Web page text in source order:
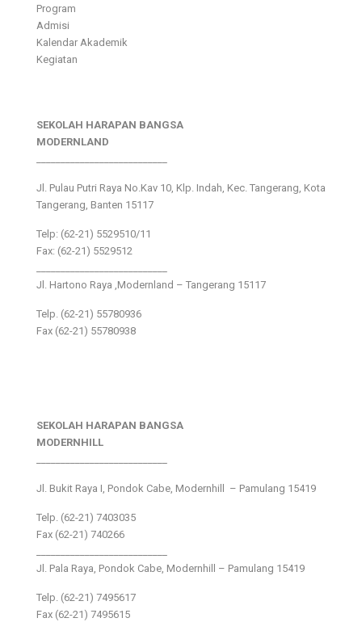
Program
Admisi
Kalendar Akademik
Kegiatan
SEKOLAH HARAPAN BANGSA
MODERNLAND
Jl. Pulau Putri Raya No.Kav 10, Klp. Indah, Kec. Tangerang, Kota
Tangerang, Banten 15117
Telp: (62-21) 5529510/11
Fax: (62-21) 5529512
Jl. Hartono Raya ,Modernland – Tangerang 15117
Telp. (62-21) 55780936
Fax (62-21) 55780938
SEKOLAH HARAPAN BANGSA
MODERNHILL
Jl. Bukit Raya I, Pondok Cabe, Modernhill – Pamulang 15419
Telp. (62-21) 7403035
Fax (62-21) 740266
Jl. Pala Raya, Pondok Cabe, Modernhill – Pamulang 15419
Telp. (62-21) 7495617
Fax (62-21) 7495615